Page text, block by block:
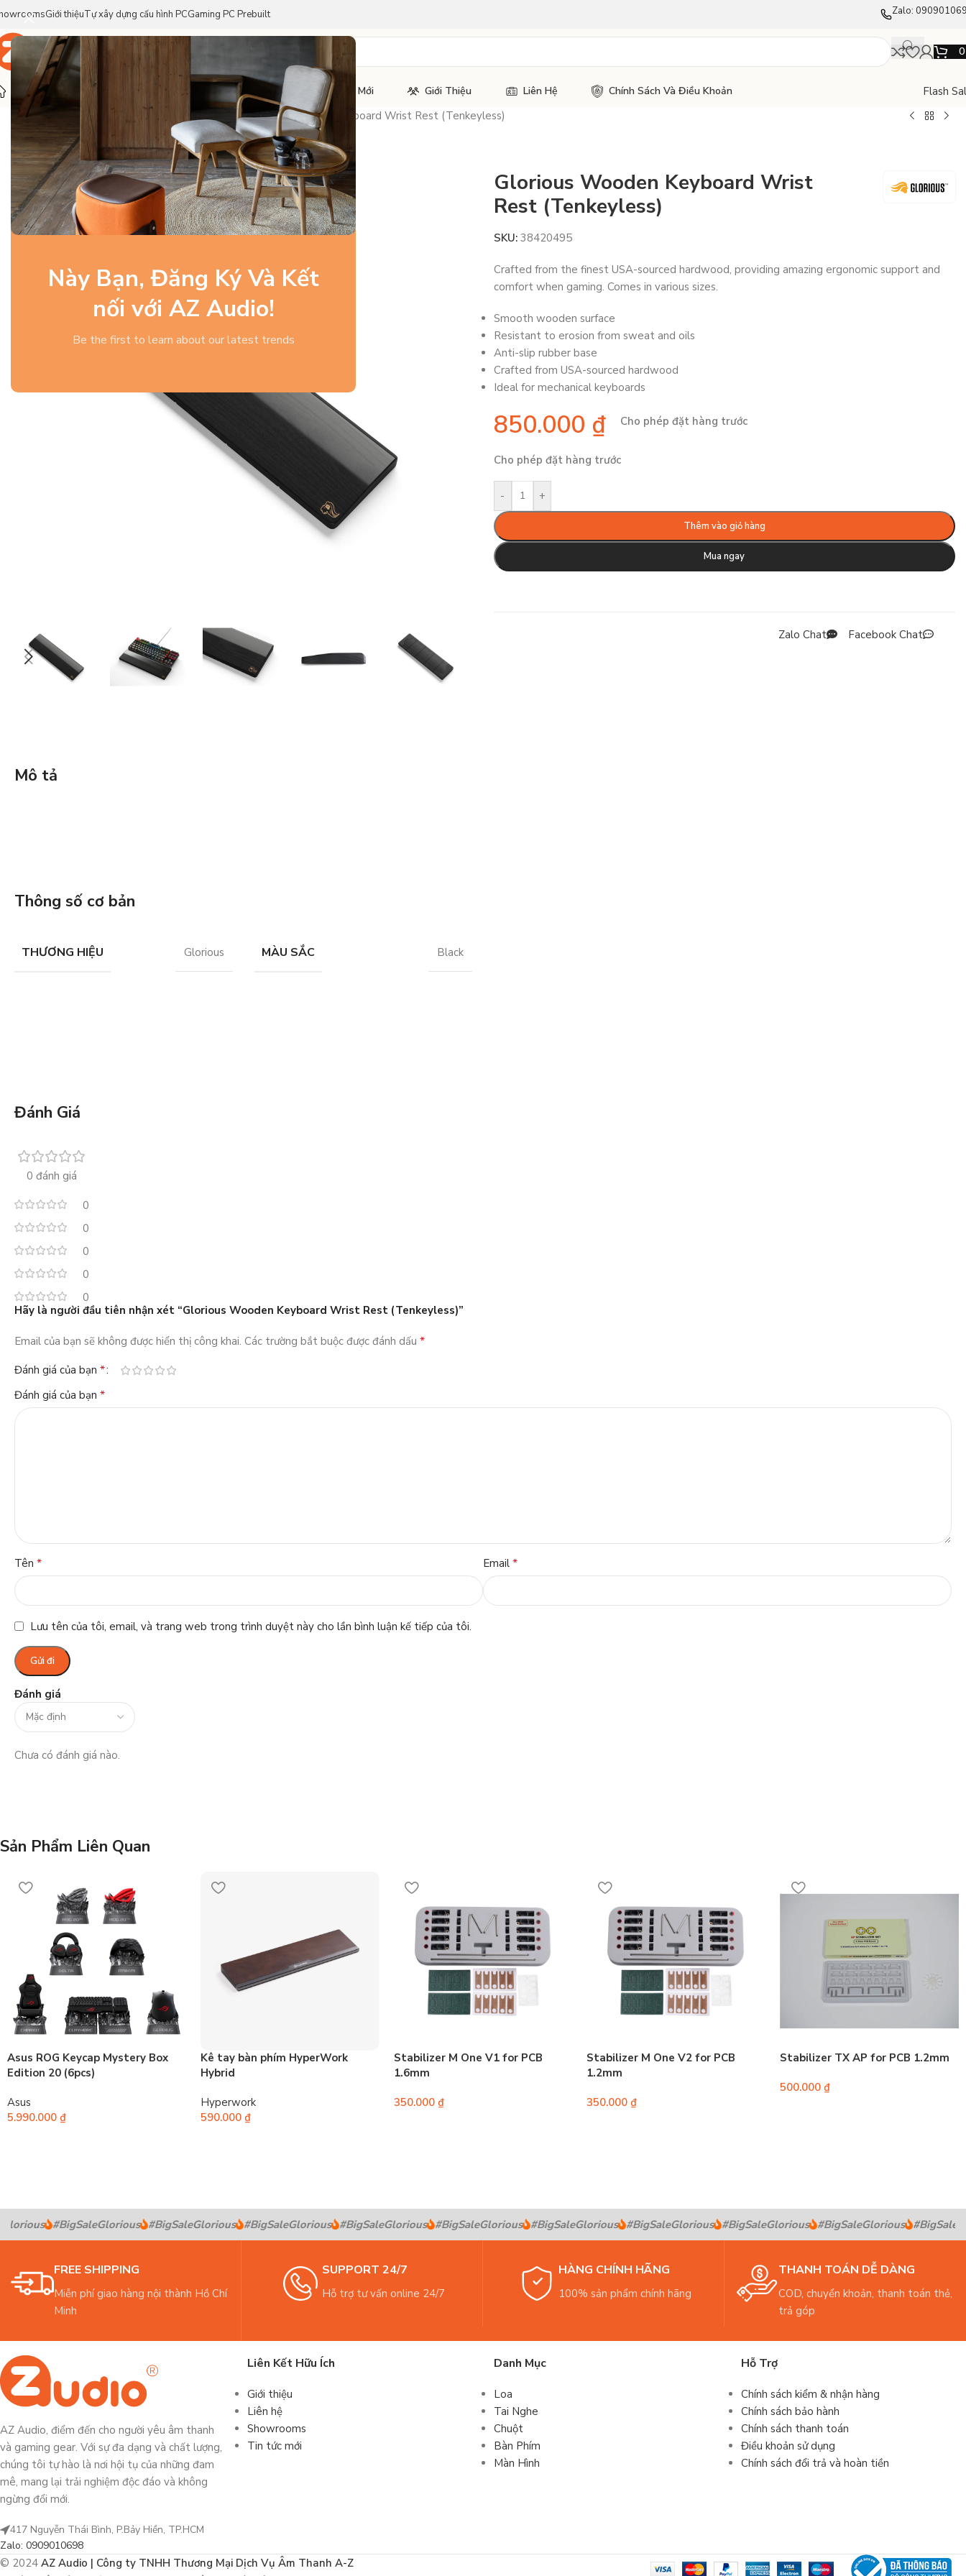
Này Bạn, Đăng Ký Và Kết
nối với AZ Audio!
Be the first to learn about our latest trends
Giới thiệuTự xây dựng cấu hình PCGaming PC Prebuilt Zalo:
Trang Chủ Sản Phẩm Thương Hiệu Tin Tức Mới Giới Thiệu Liên Hệ Chính Sách Và Điều Khoản
Flash
Trang chủ
Gaming Gear Bàn Phím /Phụ kiện /Glorious Wooden Keyboard Wrist Rest (Tenkeyless)
Glorious Wooden Keyboard Wrist
Rest (Tenkeyless)
SKU: 38420495
Crafted from the finest USA-sourced hardwood, providing amazing ergonomic support and
comfort when gaming. Comes in various sizes.
Smooth wooden surface
Resistant to erosion from sweat and oils
Anti-slip rubber base
Crafted from USA-sourced hardwood
Ideal for mechanical keyboards
850.000 ₫ Cho phép đặt hàng trước
Cho phép đặt hàng trước
- +
Thêm vào giỏ hàng
Mua ngay
Zalo Chat Facebook Chat
Mô tả
Thông số cơ bản
THƯƠNG HIỆU Glorious MÀU SẮC Black
Đánh Giá
0 đánh giá
0
0
0
0
0
Đánh giá
Chưa có đánh giá nào.
Hãy là người đầu tiên nhận xét “Glorious Wooden Keyboard Wrist Rest (Tenkeyless)”
Email của bạn sẽ không được hiển thị công khai. Các trường bắt buộc được đánh dấu *
Đánh giá của bạn *
Đánh giá của bạn *
Tên * Email *
Lưu tên của tôi, email, và trang web trong trình duyệt này cho lần bình luận kế tiếp của tôi.
Sản Phẩm Liên Quan
Asus ROG Keycap Mystery Box
Edition 20 (6pcs)
Asus
5.990.000 ₫
Kê tay bàn phím HyperWork
Hybrid
Hyperwork
590.000 ₫
Stabilizer M One V1 for PCB
1.6mm
350.000 ₫
Stabilizer M One V2 for PCB
1.2mm
350.000₫
Stabilizer TX AP for PCB 1.2mm
500.000₫
#BigSaleGlorious #BigSaleGlorious #BigSaleGlorious #BigSaleGlorious #BigSaleGlorious #BigSaleGlorious #BigSaleGlorious #BigSaleGlorious #BigSaleGlorious
FREE SHIPPING
Miễn phí giao hàng nội thành Hồ Chí
Minh
SUPPORT 24/7
Hỗ trợ tư vấn online 24/7
HÀNG CHÍNH HÃNG
100% sản phẩm chính hãng
THANH TOÁN DỄ DÀNG
COD, chuyển khoản, thanh toán thẻ,
trả góp
AZ Audio, điểm đến cho người yêu âm thanh
và gaming gear. Với sự đa dạng và chất lượng,
chúng tôi tự hào là nơi hội tụ của những đam
mê, mang lại trải nghiệm độc đáo và không
ngừng đổi mới.
417 Nguyễn Thái Bình, P.Bảy Hiền, TP.HCM
Zalo: 0909010698
Liên Kết Hữu Ích
Giới thiệu
Liên hệ
Showrooms
Tin tức mới
Danh Mục
Loa
Tai Nghe
Chuột
Bàn Phím
Màn Hình
Hỗ Trợ
Chính sách kiểm & nhận hàng
Chính sách bảo hành
Chính sách thanh toán
Điều khoản sử dụng
Chính sách đổi trả và hoàn tiền
© 2024 AZ Audio | Công ty TNHH Thương Mại Dịch Vụ Âm Thanh A-Z